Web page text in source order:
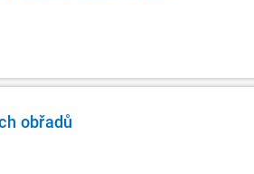
obřadů